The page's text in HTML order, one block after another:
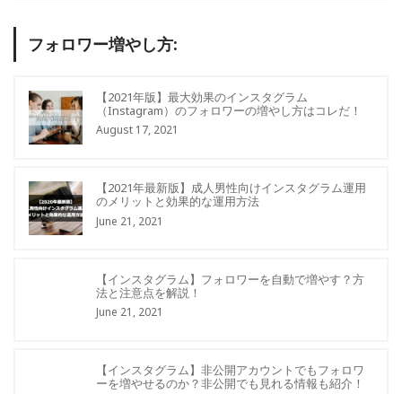
フォロワー増やし方:
【2021年版】最大効果のインスタグラム
（Instagram）のフォロワーの増やし方はコレだ！
August 17, 2021
【2021年最新版】成人男性向けインスタグラム運用
のメリットと効果的な運用方法
June 21, 2021
【インスタグラム】フォロワーを自動で増やす？方
法と注意点を解説！
June 21, 2021
【インスタグラム】非公開アカウントでもフォロワ
ーを増やせるのか？非公開でも見れる情報も紹介！